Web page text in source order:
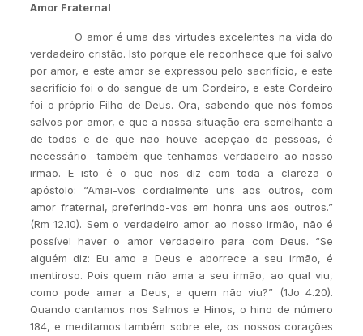
Amor Fraternal
O amor é uma das virtudes excelentes na vida do
verdadeiro cristão. Isto porque ele reconhece que foi salvo
por amor, e este amor se expressou pelo sacrifício, e este
sacrifício foi o do sangue de um Cordeiro, e este Cordeiro
foi o próprio Filho de Deus. Ora, sabendo que nós fomos
salvos por amor, e que a nossa situação era semelhante a
de todos e de que não houve acepção de pessoas, é
necessário também que tenhamos verdadeiro ao nosso
irmão. E isto é o que nos diz com toda a clareza o
apóstolo: “Amai-vos cordialmente uns aos outros, com
amor fraternal, preferindo-vos em honra uns aos outros.”
(Rm 12.10). Sem o verdadeiro amor ao nosso irmão, não é
possível haver o amor verdadeiro para com Deus. “Se
alguém diz: Eu amo a Deus e aborrece a seu irmão, é
mentiroso. Pois quem não ama a seu irmão, ao qual viu,
como pode amar a Deus, a quem não viu?” (1Jo 4.20).
Quando cantamos nos Salmos e Hinos, o hino de número
184, e meditamos também sobre ele, os nossos corações